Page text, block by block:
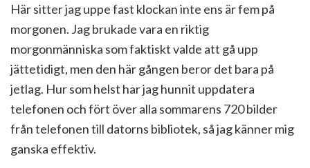
Här sitter jag uppe fast klockan inte ens är fem på
morgonen. Jag brukade vara en riktig
morgonmänniska som faktiskt valde att gå upp
jättetidigt, men den här gången beror det bara på
jetlag. Hur som helst har jag hunnit uppdatera
telefonen och fört över alla sommarens 720 bilder
från telefonen till datorns bibliotek, så jag känner mig
ganska effektiv.